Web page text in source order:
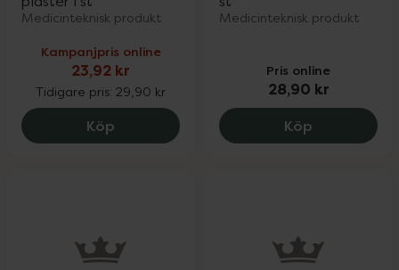
Medicinteknisk produkt
Kampanjpris online
23,92 kr
Tidigare pris: 29,90 kr
Köp Hansaplast Elastic Väv, 23.92 kr.
Medicinteknisk produkt
Pris online
28,90 kr
Köp